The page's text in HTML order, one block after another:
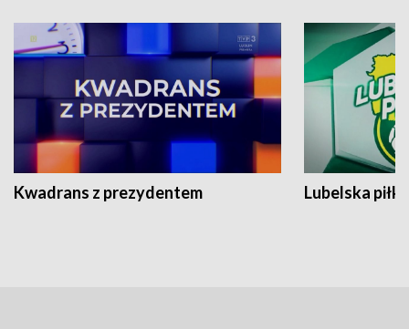
Kwadrans z prezydentem Lubelska piłka